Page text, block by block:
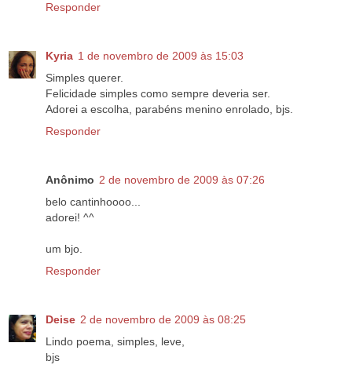
Responder
Kyria 1 de novembro de 2009 às 15:03
Simples querer.
Felicidade simples como sempre deveria ser.
Adorei a escolha, parabéns menino enrolado, bjs.
Responder
Anônimo 2 de novembro de 2009 às 07:26
belo cantinhoooo...
adorei! ^^
um bjo.
Responder
Deise 2 de novembro de 2009 às 08:25
Lindo poema, simples, leve,
bjs